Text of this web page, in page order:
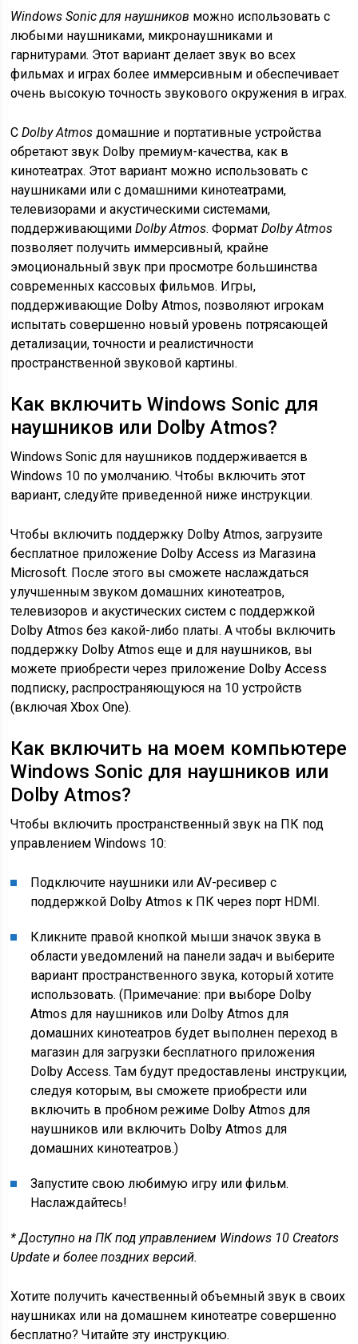
WindowsSonic для наушников можно использовать с
любыми наушниками, микронаушниками и
гарнитурами. Этот вариант делает звук во всех
фильмах и играх более иммерсивным и обеспечивает
очень высокую точность звукового окружения в играх.
СDolbyAtmos домашние и портативные устройства
обретают звук Dolby премиум-качества, как в
кинотеатрах. Этот вариант можно использовать с
наушниками или с домашними кинотеатрами,
телевизорами и акустическими системами,
поддерживающимиDolbyAtmos. ФорматDolbyAtmos
позволяет получить иммерсивный, крайне
эмоциональный звук при просмотре большинства
современных кассовых фильмов. Игры,
поддерживающие Dolby Atmos, позволяют игрокам
испытать совершенно новый уровень потрясающей
детализации, точности и реалистичности
пространственной звуковой картины.
Как включить Windows Sonic для
наушников или Dolby Atmos?
Windows Sonic для наушников поддерживается в
Windows 10 по умолчанию. Чтобы включить этот
вариант, следуйте приведенной ниже инструкции.
Чтобы включить поддержку Dolby Atmos, загрузите
бесплатное приложение Dolby Access из Магазина
Microsoft. После этого вы сможете наслаждаться
улучшенным звуком домашних кинотеатров,
телевизоров и акустических систем с поддержкой
Dolby Atmos без какой-либо платы. А чтобы включить
поддержку Dolby Atmos еще и для наушников, вы
можете приобрести через приложение Dolby Access
подписку, распространяющуюся на 10 устройств
(включая Xbox One).
Как включить на моем компьютере
Windows Sonic для наушников или
Dolby Atmos?
Чтобы включить пространственный звук на ПК под
управлением Windows 10:
Подключите наушники или AV-ресивер с
поддержкой Dolby Atmos к ПК через порт HDMI.
Кликните правой кнопкой мыши значок звука в
области уведомлений на панели задач и выберите
вариант пространственного звука, который хотите
использовать. (Примечание: при выборе Dolby
Atmos для наушников или Dolby Atmos для
домашних кинотеатров будет выполнен переход в
магазин для загрузки бесплатного приложения
Dolby Access. Там будут предоставлены инструкции,
следуя которым, вы сможете приобрести или
включить в пробном режиме Dolby Atmos для
наушников или включить Dolby Atmos для
домашних кинотеатров.)
Запустите свою любимую игру или фильм.
Наслаждайтесь!
* Доступно на ПК под управлением Windows 10 Creators
Update и более поздних версий.
Хотите получить качественный объемный звук в своих
наушниках или на домашнем кинотеатре совершенно
бесплатно? Читайте эту инструкцию.